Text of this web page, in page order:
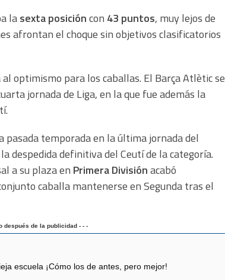
lasexta posicióncon 43 puntos, muy lejos de
afrontan el choque sin objetivos clasificatorios
optimismo para los caballas. El Barça Atlètic se
jornada de Liga, en la que fue además la
pasada temporada en la última jornada del
despedida definitiva del Ceutí de la categoría.
a su plaza en Primera Divisiónacabó
caballa mantenerse en Segunda tras el
después de la publicidad - - -
escuela ¡Cómo los de antes, pero mejor!